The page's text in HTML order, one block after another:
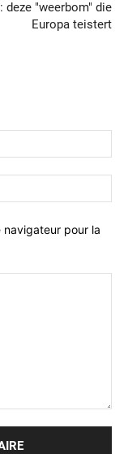
deze "weerbom" die
Europa teistert
:*
:*
navigateur pour la